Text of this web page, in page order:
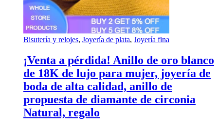
Bisutería y relojes, Joyería de plata, Joyería fina
¡Venta a pérdida! Anillo de oro blanco
de 18K de lujo para mujer, joyería de
boda de alta calidad, anillo de
propuesta de diamante de circonia
Natural, regalo